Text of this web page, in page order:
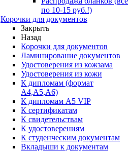
по 10-15 руб.!)
Корочки для документов
Закрыть
Назад
Корочки для документов
Ламинирование документов
Удостоверения из кожзама
Удостоверения из кожи
К дипломам (формат
А4,А5,А6)
К дипломам А5 VIP
К сертификатам
К свидетельствам
К удостоверениям
К студенческим документам
Вкладыши к документам